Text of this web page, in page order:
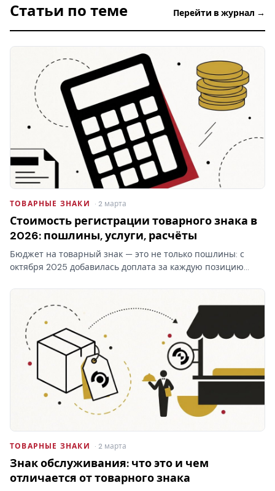
Статьи по теме Перейти в журнал →
ТОВАРНЫЕ ЗНАКИ · 2 марта
Стоимость регистрации товарного знака в
2026: пошлины, услуги, расчёты
Бюджет на товарный знак — это не только пошлины: с
октября 2025 добавилась доплата за каждую позицию
товарного знака складывается из трёх блоков, и самый…
ТОВАРНЫЕ ЗНАКИ · 2 марта
Знак обслуживания: что это и чем
отличается от товарного знака